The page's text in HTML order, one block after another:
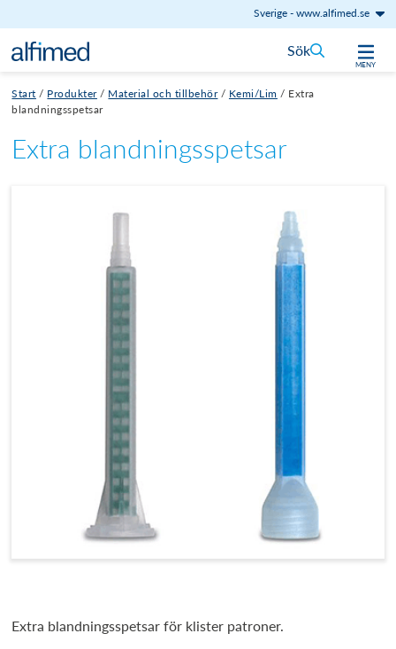
Sverige-www.alfimed.se
Hoppa till innehåll
MENY
Sök
Start / Produkter / Material och tillbehör / Kemi/Lim / Extra
blandningsspetsar
Extra blandningsspetsar
Extra blandningsspetsar för klister patroner.